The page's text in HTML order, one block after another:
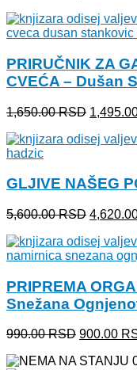
je
bila:
PRIRUČNIK ZA
CVEĆA – Dušan
1,650.00RSD
je
GLJIVE NAŠEG
5,600.00RSD
je
bila:
PRIPREMA
Snežana
990.00RSD Originalna
je
900.00